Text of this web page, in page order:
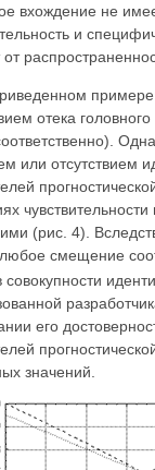
вхождение не
и
от
отека
или отсутствием
(рис. 4).
смещение
совокупности
его
значений.